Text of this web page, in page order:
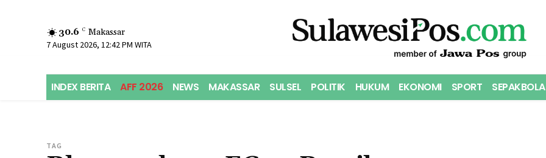
30.6 C Makassar
7 August 2026, 12:42 PM WITA
INDEX BERITA AFF 2026 NEWS MAKASSAR SULSEL POLITIK HUKUM EKONOMI SPORT SEPAKBOLA
TAG